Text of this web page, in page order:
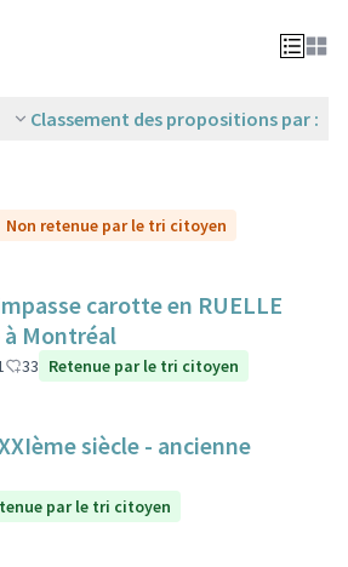
Classement des propositions par :
Non retenue par le tri citoyen
carotte en RUELLE
à Montréal
33 Retenue par le tri citoyen
siècle - ancienne
par le tri citoyen